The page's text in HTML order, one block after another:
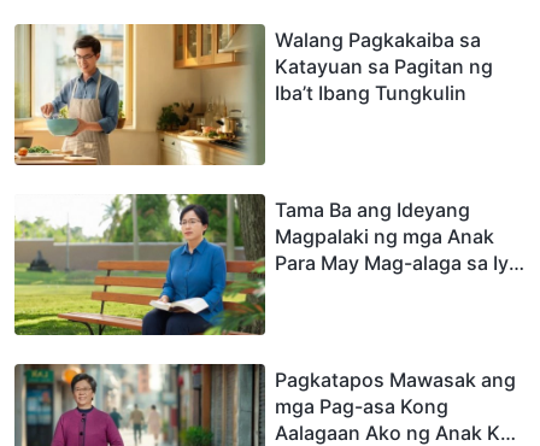
Walang Pagkakaiba sa
Katayuan sa Pagitan ng
Iba’t Ibang Tungkulin
Tama Ba ang Ideyang
Magpalaki ng mga Anak
Para May Mag-alaga sa Iyo
Pagkatapos Mawasak ang
mga Pag-asa Kong
Aalagaan Ako ng Anak Ko